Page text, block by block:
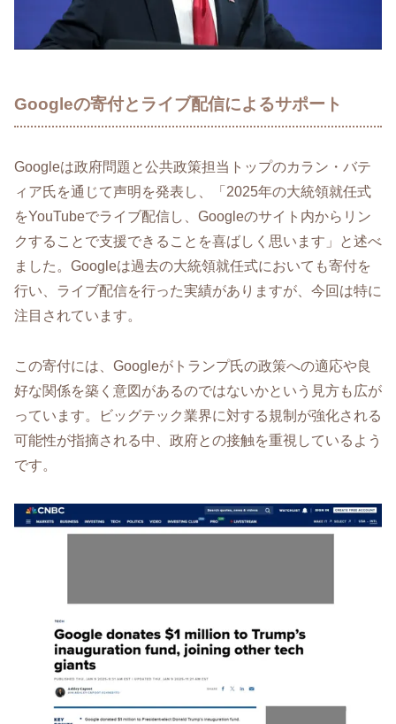
Googleの寄付とライブ配信によるサポート
Googleは政府問題と公共政策担当トップのカラン・バテ
ィア氏を通じて声明を発表し、「2025年の大統領就任式
をYouTubeでライブ配信し、Googleのサイト内からリン
クすることで支援できることを喜ばしく思います」と述べ
ました。Googleは過去の大統領就任式においても寄付を
行い、ライブ配信を行った実績がありますが、今回は特に
注目されています。
この寄付には、Googleがトランプ氏の政策への適応や良
好な関係を築く意図があるのではないかという見方も広が
っています。ビッグテック業界に対する規制が強化される
可能性が指摘される中、政府との接触を重視しているよう
です。